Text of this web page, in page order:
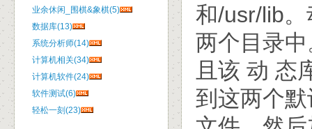
和/usr/lib
两个目录
且该 动 态
到这两个
业余休闲_围棋&象棋(5)
数据库(13)
系统分析师(14)
计算机相关(34)
计算机软件(24)
软件测试(6)
轻松一刻(23)